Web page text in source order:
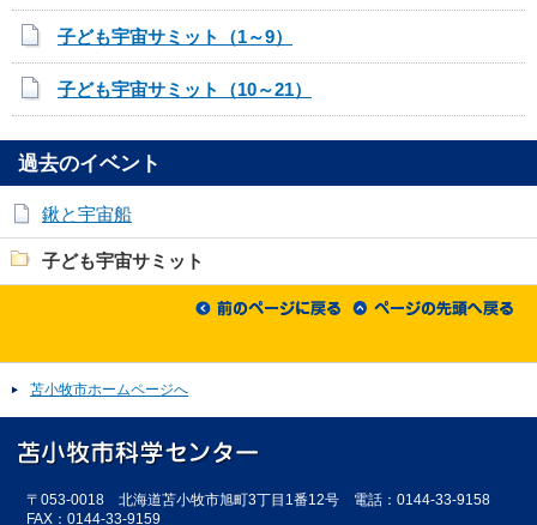
子ども宇宙サミット（1～9）
子ども宇宙サミット（10～21）
過去のイベント
鍬と宇宙船
子ども宇宙サミット
苫小牧市ホームページへ
〒053-0018 北海道苫小牧市旭町3丁目1番12号 電話：0144-33-9158
FAX：0144-33-9159